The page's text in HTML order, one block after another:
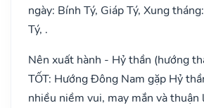
ngày: Bính Tý, Giáp Tý, Xung
Tý, .
Nên xuất hành - Hỷ thần (hướng
TỐT: Hướng Đông Nam gặp Hỷ
nhiều niềm vui, may mắn và thuận